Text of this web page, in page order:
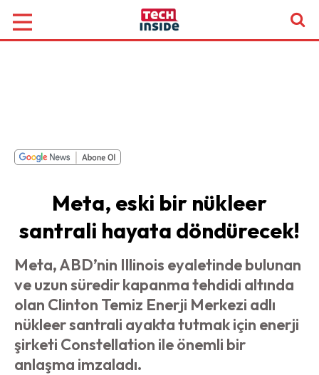
Meta, eski bir nükleer
santrali hayata döndürecek!
Meta, ABD’nin Illinois eyaletinde bulunan
ve uzun süredir kapanma tehdidi altında
olan Clinton Temiz Enerji Merkezi adlı
nükleer santrali ayakta tutmak için enerji
şirketi Constellation ile önemli bir
anlaşma imzaladı.